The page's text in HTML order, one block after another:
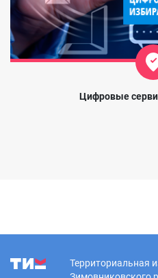
Цифровые
Территориальная